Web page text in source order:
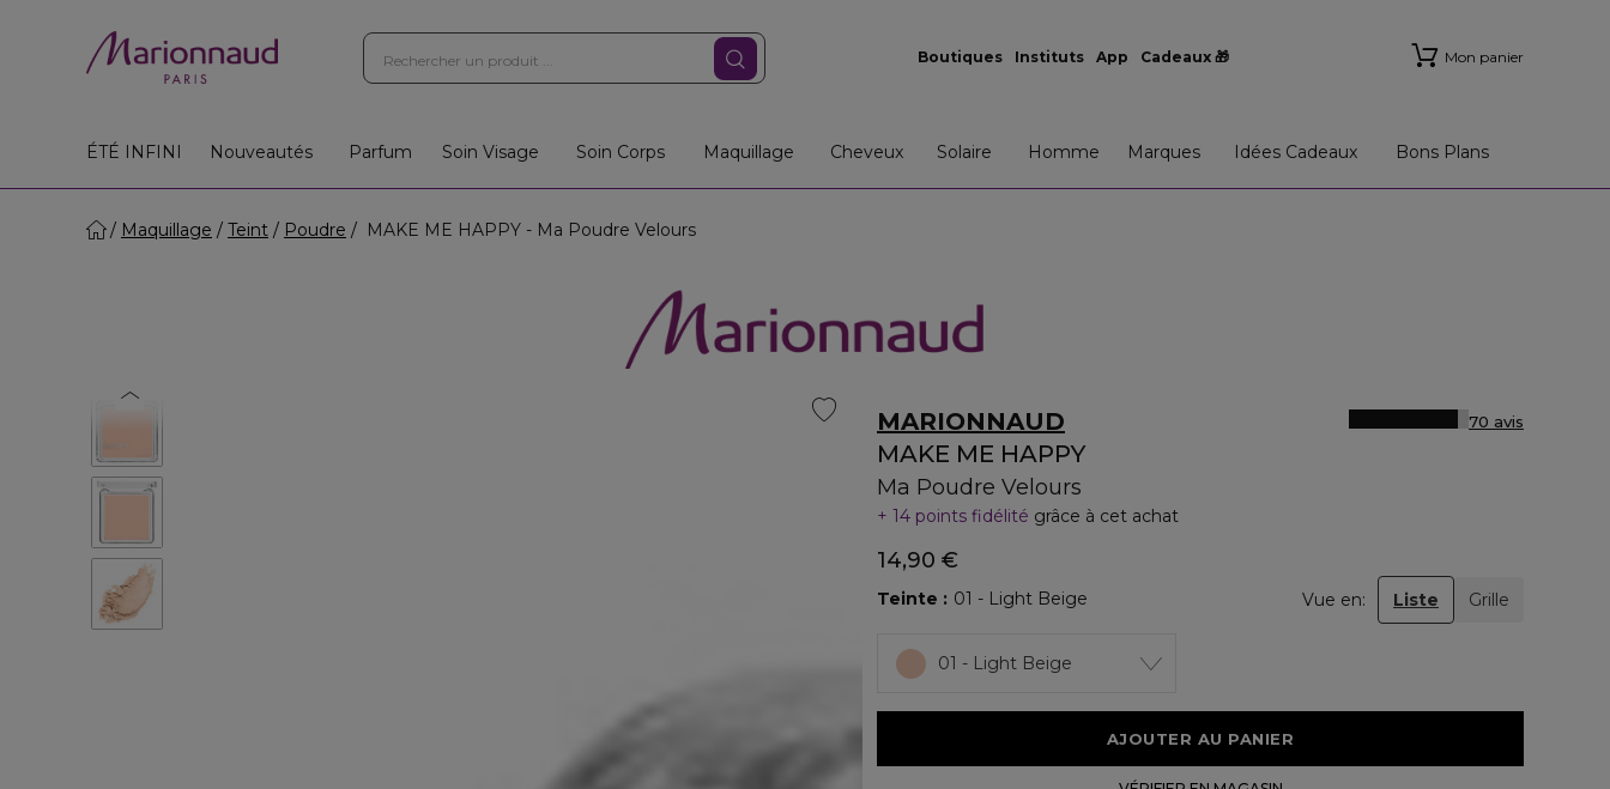
Boutiques Instituts App Cadeaux 🎁 Mon panier
ÉTÉ INFINI
Nouveautés Parfum Soin Visage Soin Corps Maquillage Cheveux Solaire Homme Marques Idées Cadeaux Bons Plans
Maquillage Teint Poudre MAKE ME HAPPY - Ma Poudre Velours
MARIONNAUD
MAKE ME HAPPY
Ma Poudre Velours
70 avis
14 points fidélité grâce à cet achat
14,90 €
Teinte 01 - Light Beige Vue en: Liste Grille
01 - Light Beige